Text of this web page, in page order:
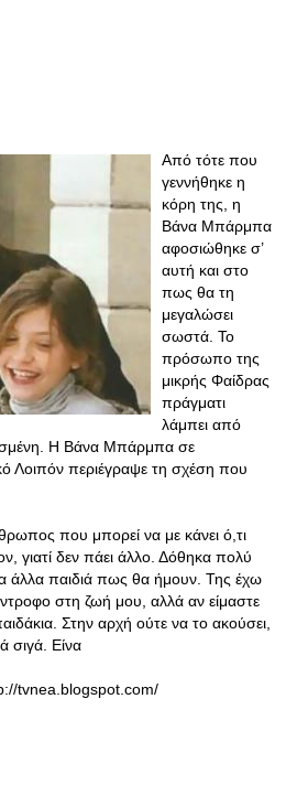
Από τότε που
γεννήθηκε η
κόρη της, η
Βάνα Μπάρμπα
αφοσιώθηκε σ’
αυτή και στο
πως θα τη
μεγαλώσει
σωστά. Το
πρόσωπο της
μικρής Φαίδρας
πράγματι
λάμπει από
Η Βάνα Μπάρμπα σε
Λοιπόν περιέγραψε τη σχέση που
που μπορεί να με κάνει ό,τι
γιατί δεν πάει άλλο. Δόθηκα πολύ
άλλα παιδιά πως θα ήμουν. Της έχω
στη ζωή μου, αλλά αν είμαστε
Στην αρχή ούτε να το ακούσει,
σιγά. Είνα
tvnea.blogspot.com/